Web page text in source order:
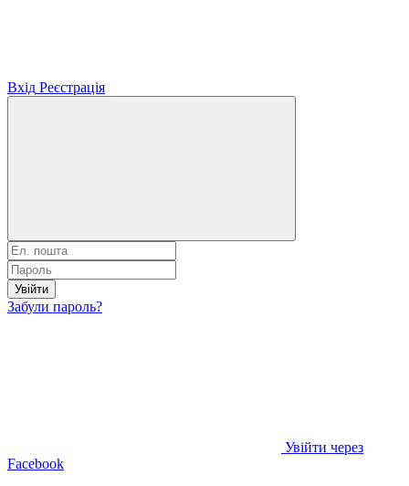
Вхід Реєстрація
Увійти
Забули пароль?
Увійти через
Facebook